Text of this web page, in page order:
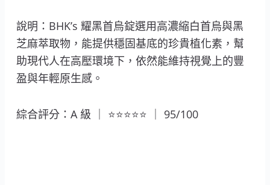
說明：BHK’s 耀黑首烏錠選用高濃縮白首烏與黑
芝麻萃取物，能提供穩固基底的珍貴植化素，幫
助現代人在高壓環境下，依然能維持視覺上的豐
盈與年輕原生感。
綜合評分：A 級 ｜ ⭐⭐⭐⭐⭐ ｜ 95/100